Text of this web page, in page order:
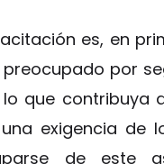
es, en
por
que contribuya
exigencia de
de este